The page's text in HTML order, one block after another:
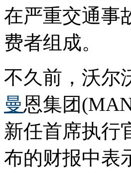
在严重交通事
费者组成。
不久前，沃尔
曼恩集团
新任首席执行
布的财报中表